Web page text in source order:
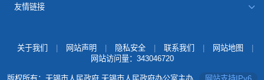
友情链接
关于我们 网站声明 隐私安全 联系我们 网站地图
网站访问量： 343046720